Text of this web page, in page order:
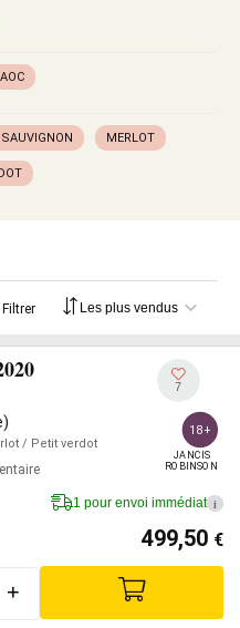
MERLOT
Filtrer
/ Petit verdot
7
18+
JANCIS
ROBINSON
1 pour envoi immédiat i
499,50 €
+